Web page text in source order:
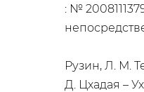
: №
Рузин, Л. М.
Д. Цхадая –